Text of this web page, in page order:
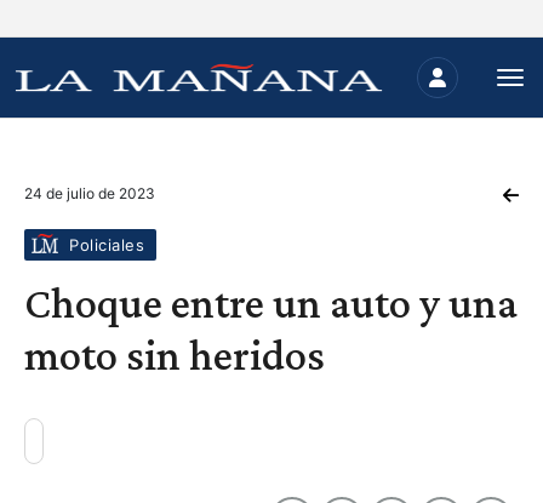
24 de julio de 2023
Policiales
Choque entre un auto y una
moto sin heridos